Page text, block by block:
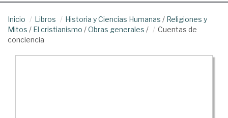
Inicio Libros Historia y Ciencias Humanas / Religiones y
Mitos / El cristianismo /Obras generales /
Cuentas de
conciencia